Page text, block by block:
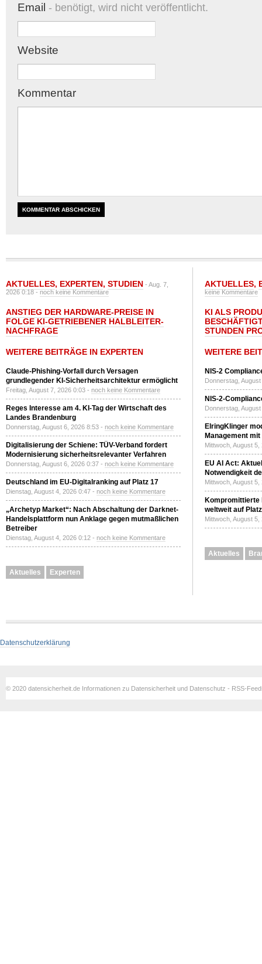
Email - benötigt, wird nicht veröffentlicht.
Website
Kommentar
AKTUELLES, EXPERTEN, STUDIEN - Aug. 7,
2026 0:18 -noch keine Kommentare
ANSTIEG DER HARDWARE-PREISE IN
FOLGE KI-GETRIEBENER HALBLEITER-
NACHFRAGE
WEITERE BEITRÄGE IN EXPERTEN
Claude-Phishing-Vorfall durch Versagen
grundlegender KI-Sicherheitsarchitektur ermöglicht
Freitag, August 7, 2026 0:03 - noch keine Kommentare
Reges Interesse am 4. KI-Tag der Wirtschaft des
Landes Brandenburg
Donnerstag, August 6, 2026 8:53 - noch keine Kommentare
Digitalisierung der Schiene: TÜV-Verband fordert
Modernisierung sicherheitsrelevanter Verfahren
Donnerstag, August 6, 2026 0:37 - noch keine Kommentare
Deutschland im EU-Digitalranking auf Platz 17
Dienstag, August 4, 2026 0:47 - noch keine Kommentare
„Archetyp Market“: Nach Abschaltung der Darknet-
Handelsplattform nun Anklage gegen mutmaßlichen
Betreiber
Dienstag, August 4, 2026 0:12 - noch keine Kommentare
Aktuelles Experten
AKTUELLES,
keine Kommentare
KI ALS
STUNDEN
WEITERE
NIS-2
Donnerstag,
NIS-2-
Donnerstag,
ElringKlinger
Management
Mittwoch, August
EU AI Act:
Notwendigkeit
Mittwoch, August
Kompromittierte
weltweit auf
Mittwoch, August
Aktuelles
Datenschutzerklärung
© 2020 datensicherheit.de Informationen zu Datensicherheit und Datenschutz - RSS-